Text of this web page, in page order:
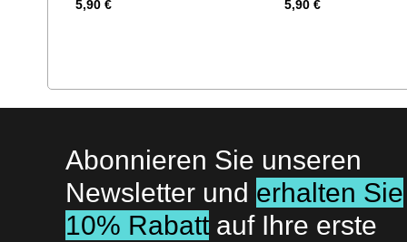
5,90 € 5,90 €
Abonnieren Sie unseren
Newsletter und erhalten Sie
10% Rabatt auf Ihre erste